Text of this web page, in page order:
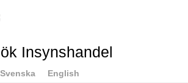
Insynshandel
Svenska English